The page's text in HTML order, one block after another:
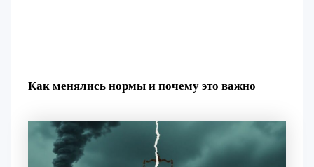
Как менялись нормы и почему это важно